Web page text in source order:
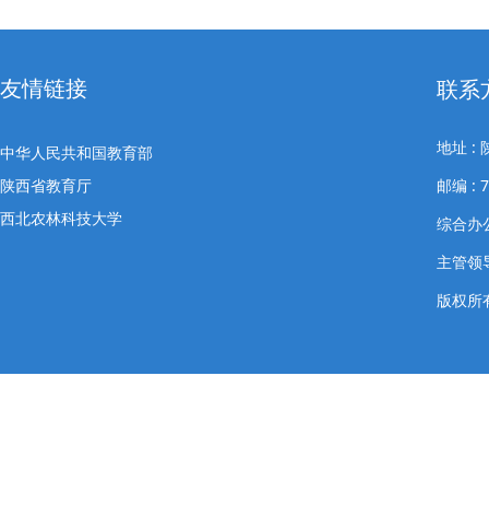
友情链接
中华人民共和国教育部
陕西省教育厅
西北农林科技大学
联系
地址 :
邮编 :
综合办
主管
版权